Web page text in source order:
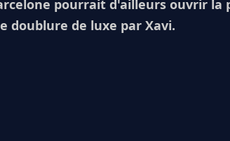
pourrait d'ailleurs ouvrir
doublure de luxe par Xavi.